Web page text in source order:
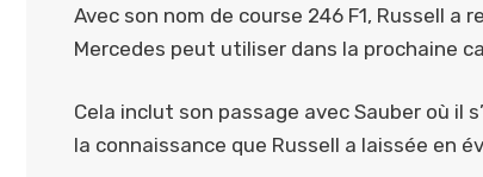
Avec son nom de course 246 F1, Russell
Mercedes peut utiliser dans la prochaine
Cela inclut son passage avec Sauber où il
la connaissance que Russell a laissée en